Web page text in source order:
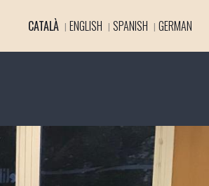
CATALÀ ENGLISH SPANISH GERMAN